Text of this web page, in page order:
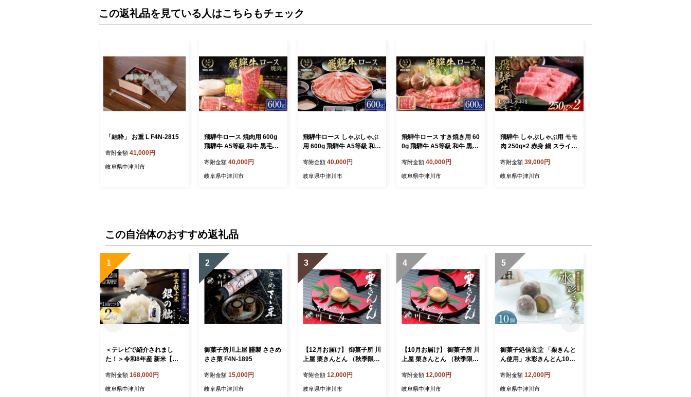
この返礼品を見ている人はこちらもチェック
「結粋」 お重 L F4N-2815
寄附金額 41,000円
岐阜県中津川市
飛騨牛ロース 焼肉用 600g
飛騨牛 A5等級 和牛 黒毛和
寄附金額 40,000円
岐阜県中津川市
飛騨牛ロース しゃぶしゃぶ
用 600g 飛騨牛 A5等級 和牛
寄附金額 40,000円
岐阜県中津川市
飛騨牛ロース すき焼き用 60
0g 飛騨牛 A5等級 和牛 黒毛
寄附金額 40,000円
岐阜県中津川市
飛騨牛 しゃぶしゃぶ用 モモ
肉 250g×2 赤身 鍋 スライス
寄附金額 39,000円
岐阜県中津川市
この自治体のおすすめ返礼品
1
＜テレビで紹介されまし
た！＞令和8年産 新米【全1
の朏』2kg 中津川市加子母
産 栽培期間中化学肥料不使
寄附金額 168,000円
岐阜県中津川市
2
御菓子所川上屋 謹製 ささめ
ささ栗 F4N-1895
寄附金額 15,000円
岐阜県中津川市
3
【12月お届け】 御菓子所 川
上屋 栗きんとん （秋季限
寄附金額 12,000円
岐阜県中津川市
4
【10月お届け】 御菓子所 川
上屋 栗きんとん （秋季限
寄附金額 12,000円
岐阜県中津川市
5
御菓子処信玄堂 「栗きんと
ん使用」水彩きんとん10個
寄附金額 12,000円
岐阜県中津川市